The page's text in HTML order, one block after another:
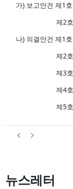
가) 보고안건 제1
제2호 회원
나) 의결안건 제1
제2호 2026년
제3호 정관
제4호 신규
제5호 임원(
뉴스레터